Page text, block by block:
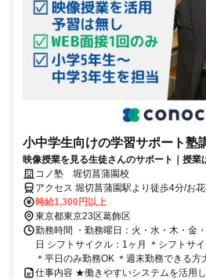
小中学生向けの学習サポート
映像授業を見る生徒さんのサポート｜授業
WEB面接/1回｜週2日～OK｜履歴書不要｜
答｜1分単位で給与支給｜WワークOK｜私
退社
コノ塾 堀切菖蒲園校
アクセス 堀切菖蒲園駅より徒歩4分/お
より徒歩20分
時給1,300円以上
東京都東京23区葛飾区
勤務時間 ・勤務曜日：火・水・木・金
日 シフトサイクル：1ヶ月 ＊シフトサ
＊平日のみ勤務OK ＊週末勤務できる方
仕事内容 ★働きやすいシステムを活用